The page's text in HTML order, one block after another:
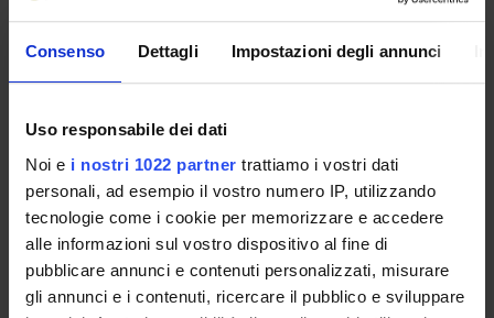
Consenso Dettagli Impostazioni degli annunci
Uso responsabile dei dati
Noi e i nostri 1022 partner trattiamo i vostri dati
personali, ad esempio il vostro numero IP, utilizzando
tecnologie come i cookie per memorizzare e accedere
alle informazioni sul vostro dispositivo al fine di
pubblicare annunci e contenuti personalizzati, misurare
gli annunci e i contenuti, ricercare il pubblico e sviluppare
International Students
OFFERTA FORMATIVA
SEMESTRE FILTRO
CORSI DI LAUREA
CORSI DI LAUREA MAGISTRALE